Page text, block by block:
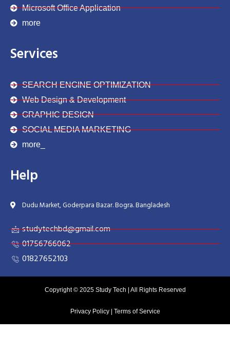
Microsoft Office Application
more
Services
SEARCH ENGINE OPTIMIZATION
Web Design & Development
GRAPHIC DESIGN
SOCIAL MEDIA MARKETING
more_
Help
Dudu Market, Goderpara Bazar. Bogra. Bangladesh
studytechbd@gmail.com
01756766062
01827652103
Copyright © 2025 Study Tech | All Rights Reserved
Privacy Policy| Terms of Service